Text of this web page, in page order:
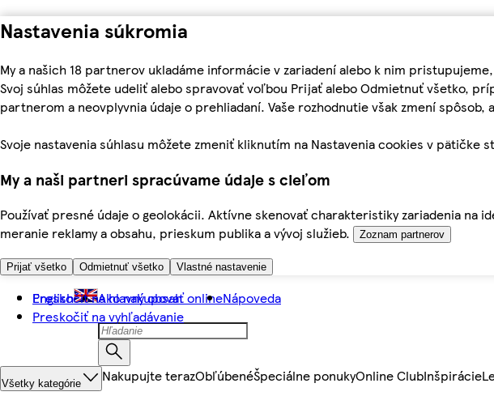
Nastavenia súkromia
My a našich 18 partnerov ukladáme informácie v zariadení alebo k nim
Svoj súhlas môžete udeliť alebo spravovať voľbou Prijať alebo Odmietnuť všetko,
partnerom a neovplyvnia údaje o prehliadaní. Vaše rozhodnutie však zmení
Svoje nastavenia súhlasu môžete zmeniť kliknutím na Nastavenia cookies v pätičke
My a naši partneri spracúvame údaje s cieľom
Používať presné údaje o geolokácii. Aktívne skenovať charakteristiky zariadenia na
meranie reklamy a obsahu, prieskum publika a vývoj služieb.
Zoznam partnerov
Prijať všetko Odmietnuť všetko Vlastné nastavenie
Preskočiť na hlavný obsah
Preskočiť na vyhľadávanie
English Ako nakupovať onlineNápoveda
Všetky kategórie Nakupujte terazObľúbenéŠpeciálne ponukyOnline ClubInšpirácie